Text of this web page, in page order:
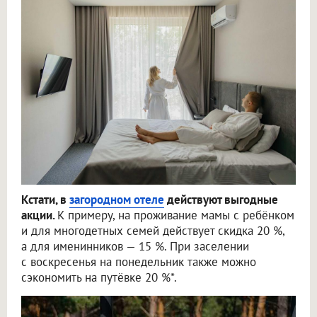
Кстати, в загородном отеле действуют выгодные
акции.К примеру, на проживание мамы с ребёнком
и для многодетных семей действует скидка 20 %,
а для именинников — 15 %. При заселении
с воскресенья на понедельник также можно
сэкономить на путёвке 20 %*.